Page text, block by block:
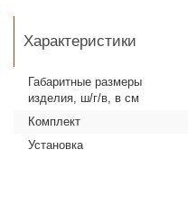
Характеристики
Габаритные размеры
изделия, ш/г/в, в см
Комплект
Установка